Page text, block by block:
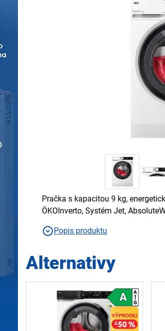
Pračka s kapacitou 9 kg,
ÖKOInverto, Systém Jet,
Popis produktu
Alternativy